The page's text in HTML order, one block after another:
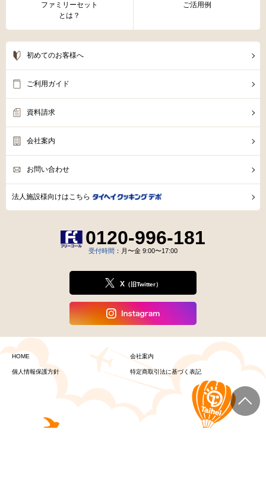
ファミリーセット
とは？
ご活用例
初めてのお客様へ
ご利用ガイド
資料請求
会社案内
お問い合わせ
法人施設様向けはこちら
0120-996-181
受付時間 ：月〜金 9:00〜17:00
X （旧Twitter）
HOME 会社案内
個人情報保護方針 特定商取引法に基づく表記